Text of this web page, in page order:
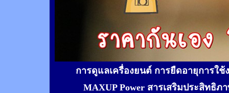
การดูแลเครื่องยนต์ การยืดอายุการใ
MAXUP Power สารเสริมประสิทธิ